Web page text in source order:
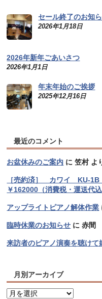
セール終了のお知
2026年1月18日
2026年新年ごあいさつ
2026年1月1日
年末年始のご挨拶
2025年12月16日
最近のコメント
お盆休みのご案内 に笠村よ
［売約済］ カワイ KU-
￥162000（消費税・運送代込
アップライトピアノ解体作業
臨時休業のお知らせ に赤間
来訪者のピアノ演奏を聴けて
月別アーカイブ
月